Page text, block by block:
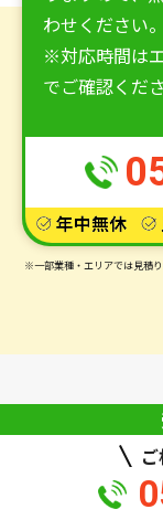
わせください。
※対応時間は
でご確認くださ
※一部業種・エリアでは見積り